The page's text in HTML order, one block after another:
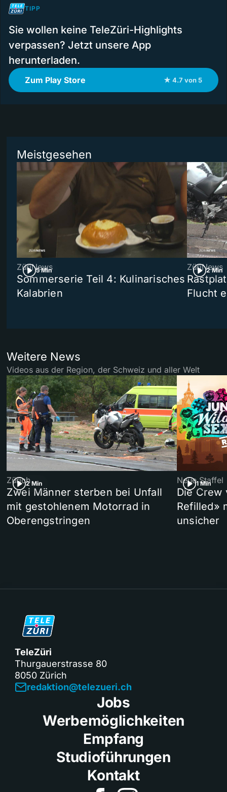
TIPP
Sie wollen keine TeleZüri-Highlights
verpassen? Jetzt unsere App
herunterladen.
Zum Play Store ★ 4.7 von 5
Meistgesehen
5 Min
ZüriNews
Sommerserie Teil 4: Kulinarisches
Kalabrien
2 Min
ZüriNews
Flucht
Weitere News
Videos aus der Region, der Schweiz und aller Welt
2 Min
Zürich
Zwei Männer sterben bei Unfall
mit gestohlenem Motorrad in
Oberengstringen
1 Min
Neue Staffel
Die Crew
Refilled»
unsicher
TeleZüri
Thurgauerstrasse 80
8050 Zürich
redaktion@telezueri.ch
Jobs
Werbemöglichkeiten
Empfang
Studioführungen
Kontakt